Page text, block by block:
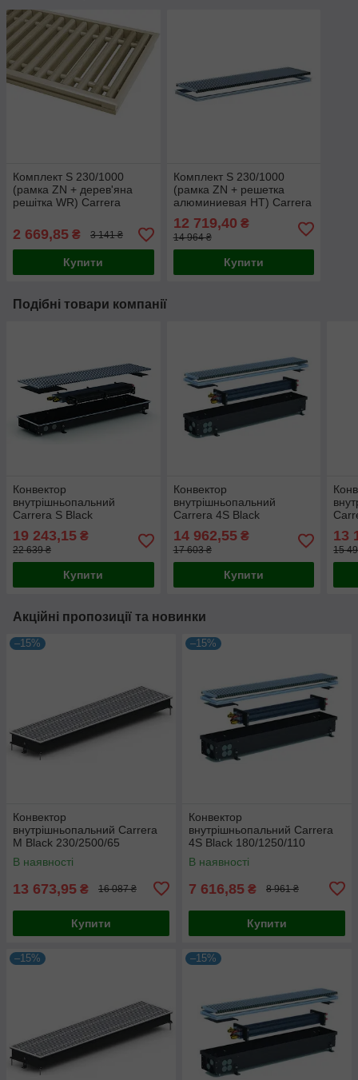
Комплект S 230/1000
(рамка ZN + дерев'яна
решітка WR) Carrera
2 669,85 ₴ 3 141 ₴
Купити
Комплект S 230/1000
(рамка ZN + решетка
алюминиевая НТ) Carrera
12 719,40 ₴
14 964 ₴
Купити
Подібні товари компанії
Конвектор
внутрішньопальний
Carrera S Black
19 243,15 ₴
22 639 ₴
Купити
Конвектор
внутрішньопальний
Carrera 4S Black
14 962,55₴
17 603 ₴
Купити
13
15
Акційні пропозиції та новинки
–15%
Конвектор
внутрішньопальний Carrera
M Black 230/2500/65
В наявності
13 673,95 ₴ 16 087 ₴
Купити
–15%
Конвектор
внутрішньопальний Carrera
4S Black 180/1250/110
В наявності
7 616,85 ₴ 8 961 ₴
Купити
–15% –15%